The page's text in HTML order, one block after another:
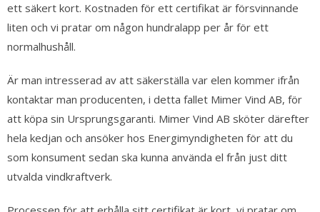
ett säkert kort. Kostnaden för ett certifikat är försvinnande
liten och vi pratar om någon hundralapp per år för ett
normalhushåll.
Är man intresserad av att säkerställa var elen kommer ifrån
kontaktar man producenten, i detta fallet Mimer Vind AB, för
att köpa sin Ursprungsgaranti. Mimer Vind AB sköter därefter
hela kedjan och ansöker hos Energimyndigheten för att du
som konsument sedan ska kunna använda el från just ditt
utvalda vindkraftverk.